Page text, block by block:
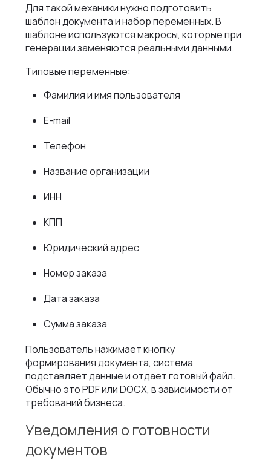
Для такой механики нужно подготовить
шаблон документа и набор переменных. В
шаблоне используются макросы, которые при
генерации заменяются реальными данными.
Типовые переменные:
Фамилия и имя пользователя
E-mail
Телефон
Название организации
ИНН
КПП
Юридический адрес
Номер заказа
Дата заказа
Сумма заказа
Пользователь нажимает кнопку
формирования документа, система
подставляет данные и отдает готовый файл.
Обычно это PDF или DOCX, в зависимости от
требований бизнеса.
Уведомления о готовности
документов